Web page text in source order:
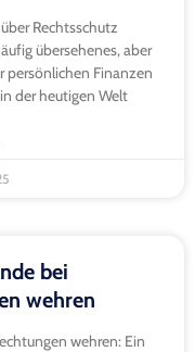
Rechtsschutz
übersehenes, aber
persönlichen Finanzen
der heutigen Welt
bei
wehren
wehren: Ein